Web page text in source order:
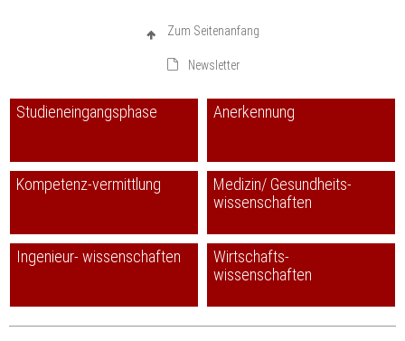
Zum Seitenanfang
Newsletter
Studieneingangsphase Anerkennung
Kompetenz-vermittlung
Medizin/ Gesundheits-
wissenschaften
Ingenieur- wissenschaften
Wirtschafts-
wissenschaften